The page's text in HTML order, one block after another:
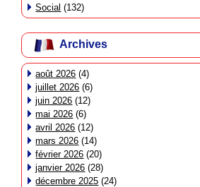
Social (132)
Archives
août 2026 (4)
juillet 2026 (6)
juin 2026 (12)
mai 2026 (6)
avril 2026 (12)
mars 2026 (14)
février 2026 (20)
janvier 2026 (28)
décembre 2025 (24)